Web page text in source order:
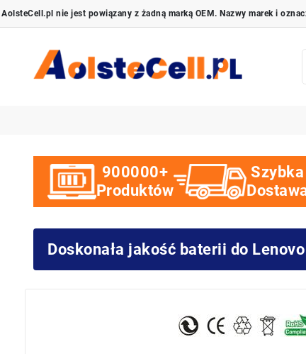
900000+
Produktów
Szybka
Doskonała jakość baterii do